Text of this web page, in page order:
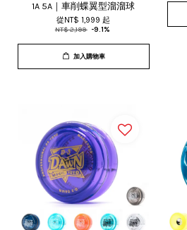
1A 5A｜車削蝶翼型溜溜球
從NT$ 1,999起
NT$ 2,199 -9.1%
加入購物車